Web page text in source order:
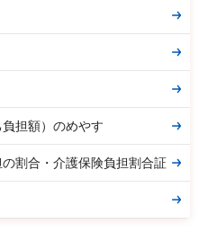
担額）のめやす
割合・介護保険負担割合証